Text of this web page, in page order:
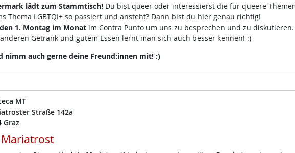
lädt zum Stammtisch! Du bist queer oder interessierst die für queere
Thema LGBTQI+ so passiert und ansteht? Dann bist du hier genau richtig!
1. Montag im Monatim Contra Punto um uns zu besprechen und zu
Getränk und gutem Essen lernt man sich auch besser kennen! :)
nimm auch gerne deine Freund:innen mit! :)
MT
Straße 142a
Graz